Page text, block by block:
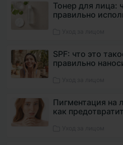
Тонер для лица:
правильно
SPF: что это
правильно
Пигментация на
как